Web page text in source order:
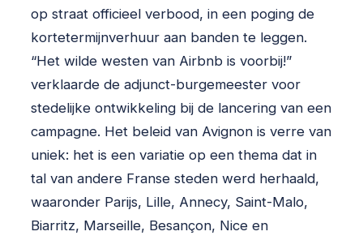
op straat officieel verbood, in een poging de
kortetermijnverhuur aan banden te leggen.
“Het wilde westen van Airbnb is voorbij!”
verklaarde de adjunct-burgemeester voor
stedelijke ontwikkeling bij de lancering van een
campagne. Het beleid van Avignon is verre van
uniek: het is een variatie op een thema dat in
tal van andere Franse steden werd herhaald,
waaronder Parijs, Lille, Annecy, Saint-Malo,
Biarritz, Marseille, Besançon, Nice en